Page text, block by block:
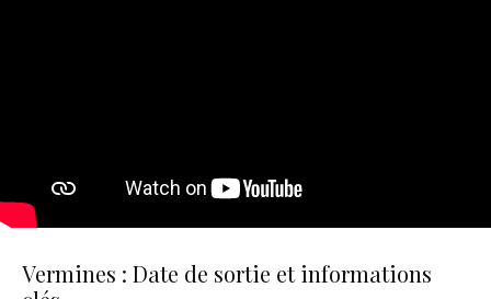
Vermines : Date de sortie et informations